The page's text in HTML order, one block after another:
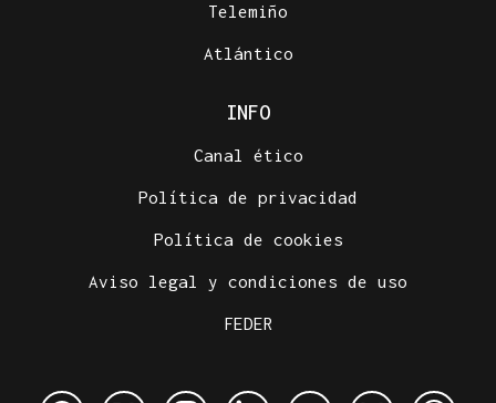
Telemiño
Atlántico
INFO
Canal ético
Política de privacidad
Política de cookies
Aviso legal y condiciones de uso
FEDER